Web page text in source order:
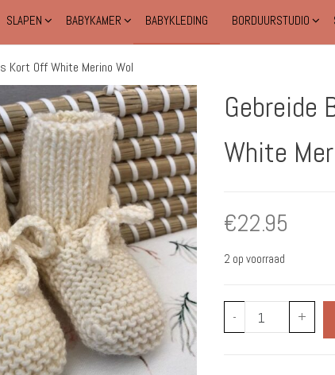
SLAPEN BABYKAMER BABYKLEDING BORDUURSTUDIO
Kort Off White Merino Wol
Gebreide
White
€22.95
2 op voorraad
-
Gebreide
Babyslofjes
+